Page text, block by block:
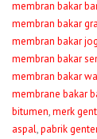
membran bakar
membran bakar
membran bakar
membran bakar
membran bakar
membrane bakar
bitumen,merk
aspal,pabrik